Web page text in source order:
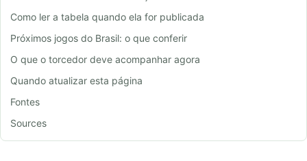
Como ler a tabela quando ela for publicada
Próximos jogos do Brasil: o que conferir
O que o torcedor deve acompanhar agora
Quando atualizar esta página
Fontes
Sources